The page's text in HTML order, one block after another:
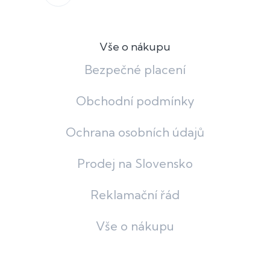
Vše o nákupu
Bezpečné placení
Obchodní podmínky
Ochrana osobních údajů
Prodej na Slovensko
Reklamační řád
Vše o nákupu